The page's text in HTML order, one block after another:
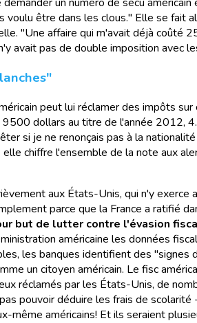
un numéro de sécu
être dans les clous." Elle se fait
"Une affaire qui m'avait déjà coûté
avait pas de double imposition avec
peut lui réclamer des impôts
9500 dollars au titre de l'année
si je ne renonçais pas à la
chiffre l'ensemble de la note aux
aux États-Unis, qui n'y
parce que la France a ratifié
but de lutter contre l'évasion
américaine les données
les banques identifient des
un citoyen américain. Le fisc
réclamés par les États-Unis, de
pouvoir déduire les frais de
même américains! Et ils seraient